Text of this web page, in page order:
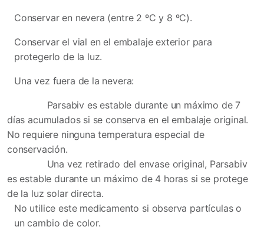
Conservar en nevera (entre 2 ºC y 8 ºC).
Conservar el vial en el embalaje exterior para
protegerlo de la luz.
Una vez fuera de la nevera:
Parsabiv es estable durante un máximo de 7
días acumulados si se conserva en el embalaje original.
No requiere ninguna temperatura especial de
conservación.
Una vez retirado del envase original, Parsabiv
es estable durante un máximo de 4 horas si se protege
de la luz solar directa.
No utilice este medicamento si observa partículas o
un cambio de color.